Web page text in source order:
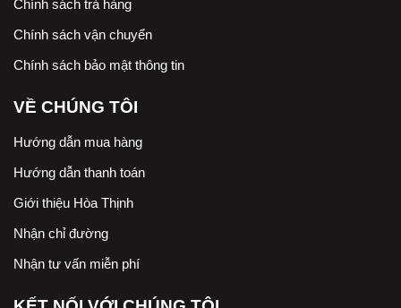
Chính sách trả hàng
Chính sách vận chuyển
Chính sách bảo mật thông tin
VỀ CHÚNG TÔI
Hướng dẫn mua hàng
Hướng dẫn thanh toán
Giới thiệu Hòa Thịnh
Nhận chỉ đường
Nhận tư vấn miễn phí